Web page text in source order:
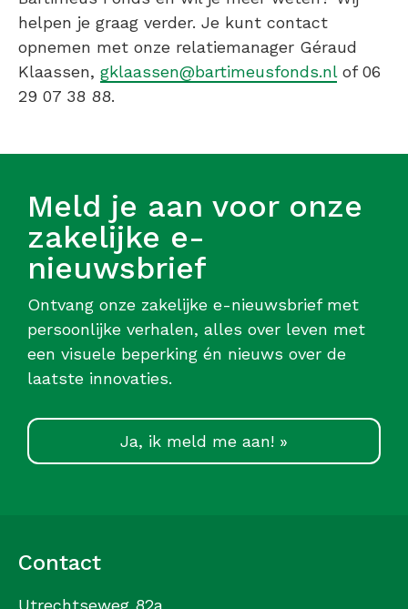
helpen je graag verder. Je kunt contact
opnemen met onze relatiemanager Géraud
Klaassen, gklaassen@bartimeusfonds.nlof 06
29 07 38 88.
Meld je aan voor onze
zakelijke e-
nieuwsbrief
Ontvang onze zakelijke e-nieuwsbrief met
persoonlijke verhalen, alles over leven met
een visuele beperking én nieuws over de
laatste innovaties.
Ja, ik meld me aan! »
Contact
Utrechtseweg 82a